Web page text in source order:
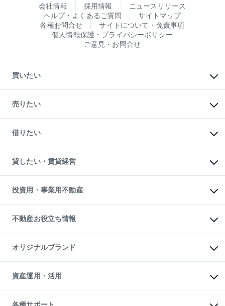
会社情報 採用情報
ニュースリリース
ヘルプ・よくあるご質問
サイトマップ
各種お問合せ
サイトについて・免責事項
個人情報保護・プライバシーポリシー
ご意見・お問合せ
買いたい
新築・分譲マンションの購入
中古マンションの購入
一戸建ての購入
中古一戸建ての購入
不動産購入の流れ
注目キーワード物件特集
購入ガイド
English 繁体中文簡体中文
売りたい
一戸建ての売却・査定
土地の売却・査定
スピードAI査定
不動産査定について
不動産売却の流れ
不動産買換えの流れ
売却ガイド
借りたい
オフィス・店舗の賃貸
借りるときの流れ
借りるガイド
貸したい・賃貸経営
マンション賃料データ
賃貸管理プラン
リロケーションについて
貸すガイド
投資用・事業用不動産
事業用不動産
マンション投資
投資用マンション
アパート経営
収益物件
ビル購入（ビル一棟）
投資用不動産の売却査定
事業用不動産の売却査定
不動産お役立ち情報
マンションライブラリー
人気マンションランキング
暮らしに役立つ不動産メディア
不動産相場・不動産価格情報
不動産コラム・ニュース
不動産用語集
オリジナルブランド
一棟リノベーションマンション
L`GENTE（ルジェンテ）
区分リノベーションマンション
資産運用・活用
不動産M&A